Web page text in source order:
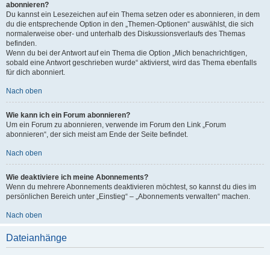
abonnieren?
Du kannst ein Lesezeichen auf ein Thema setzen oder es abonnieren, in dem
du die entsprechende Option in den „Themen-Optionen“ auswählst, die sich
normalerweise ober- und unterhalb des Diskussionsverlaufs des Themas
befinden.
Wenn du bei der Antwort auf ein Thema die Option „Mich benachrichtigen,
sobald eine Antwort geschrieben wurde“ aktivierst, wird das Thema ebenfalls
für dich abonniert.
Nach oben
Wie kann ich ein Forum abonnieren?
Um ein Forum zu abonnieren, verwende im Forum den Link „Forum
abonnieren“, der sich meist am Ende der Seite befindet.
Nach oben
Wie deaktiviere ich meine Abonnements?
Wenn du mehrere Abonnements deaktivieren möchtest, so kannst du dies im
persönlichen Bereich unter „Einstieg“ – „Abonnements verwalten“ machen.
Nach oben
Dateianhänge